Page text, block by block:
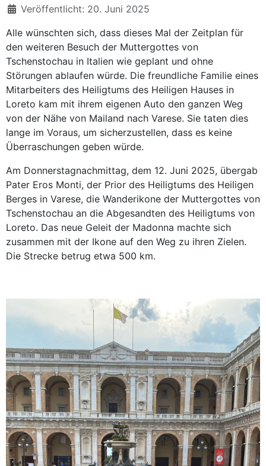
Veröffentlicht: 20. Juni 2025
Alle wünschten sich, dass dieses Mal der Zeitplan für
den weiteren Besuch der Muttergottes von
Tschenstochau in Italien wie geplant und ohne
Störungen ablaufen würde. Die freundliche Familie eines
Mitarbeiters des Heiligtums des Heiligen Hauses in
Loreto kam mit ihrem eigenen Auto den ganzen Weg
von der Nähe von Mailand nach Varese. Sie taten dies
lange im Voraus, um sicherzustellen, dass es keine
Überraschungen geben würde.
Am Donnerstagnachmittag, dem 12. Juni 2025, übergab
Pater Eros Monti, der Prior des Heiligtums des Heiligen
Berges in Varese, die Wanderikone der Muttergottes von
Tschenstochau an die Abgesandten des Heiligtums von
Loreto. Das neue Geleit der Madonna machte sich
zusammen mit der Ikone auf den Weg zu ihren Zielen.
Die Strecke betrug etwa 500 km.